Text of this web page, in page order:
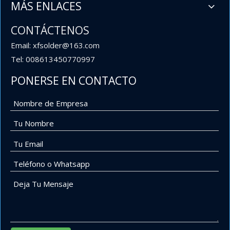
MÁS ENLACES
CONTÁCTENOS
Email: xfsolder@163.com
Tel: 008613450770997
PONERSE EN CONTACTO